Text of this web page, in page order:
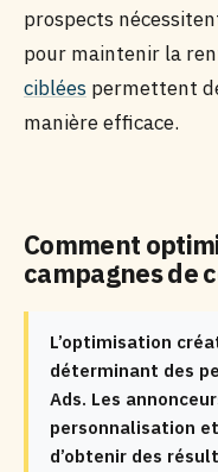
prospects
pour maintenir la
ciblées permettent
manière efficace.
Comment
campagnes de
L’optimisation
déterminant des
Ads. Les
personnalisation
d’obtenir des